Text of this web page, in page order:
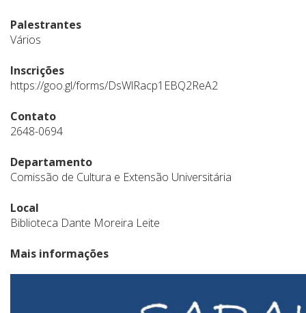
Palestrantes
Vários
Inscrições
https://goo.gl/forms/DsWlRacp1EBQ2ReA2
Contato
2648-0694
Departamento
Comissão de Cultura e Extensão Universitária
Local
Biblioteca Dante Moreira Leite
Mais informações